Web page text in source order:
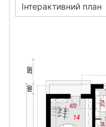
Інтерактивний план